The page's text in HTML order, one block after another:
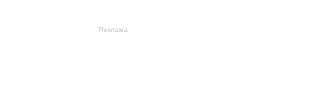
Реклама